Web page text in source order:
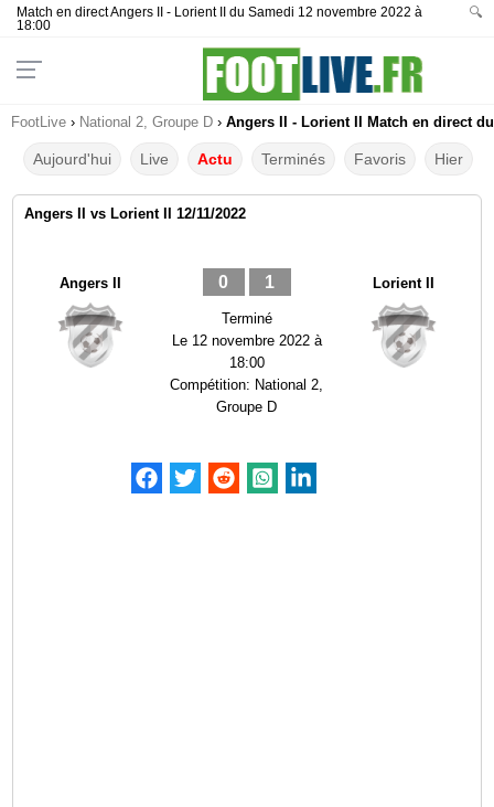
Match en direct Angers II - Lorient II du Samedi 12 novembre 2022 à
18:00
🔍
FootLive › National 2, Groupe D › Angers II - Lorient II Match en direct du
Aujourd'hui Live Actu Terminés Favoris Hier
Angers II vs Lorient II 12/11/2022
Angers II 0 1
Terminé
Le 12 novembre 2022 à
18:00
Compétition: National 2,
Groupe D
Lorient II